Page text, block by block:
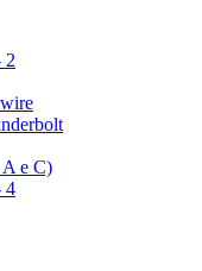
2
e C)
4